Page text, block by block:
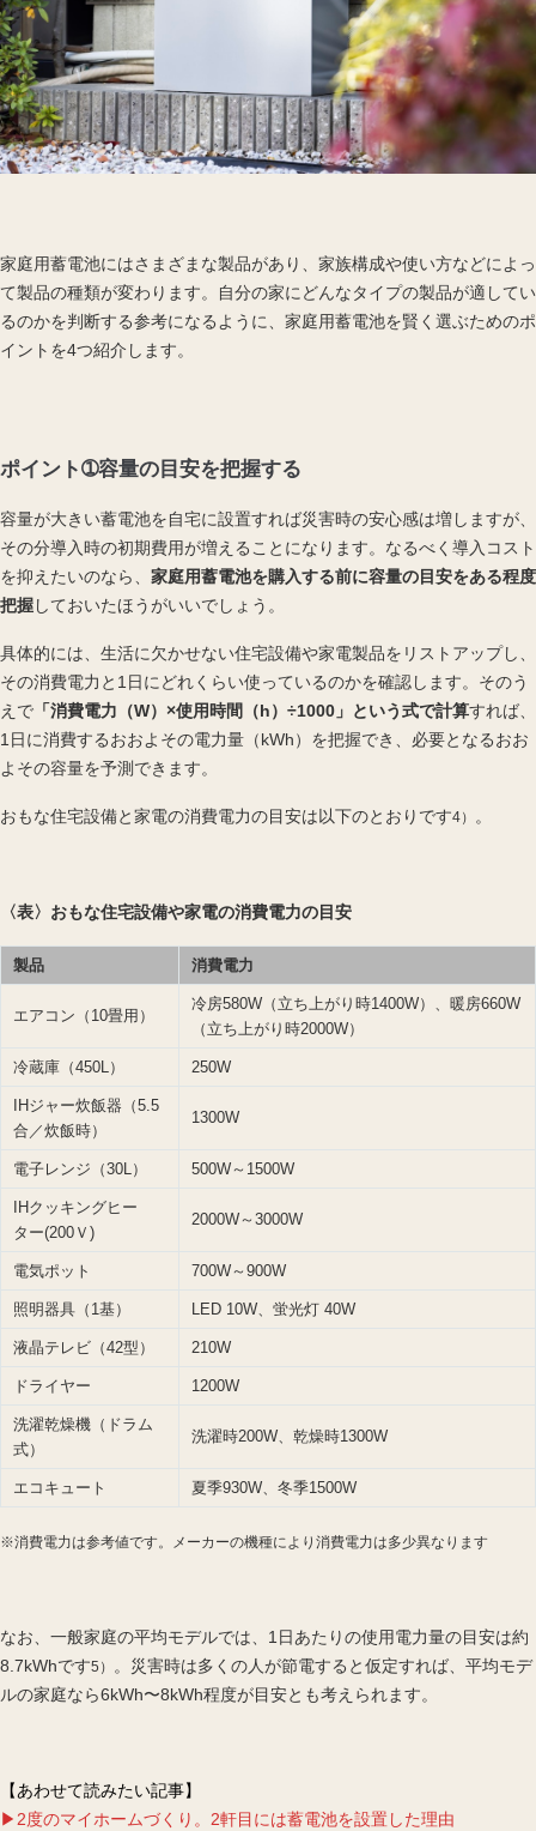
家庭用蓄電池にはさまざまな製品があり、家族構成や使い方などによっ
て製品の種類が変わります。自分の家にどんなタイプの製品が適してい
るのかを判断する参考になるように、家庭用蓄電池を賢く選ぶためのポ
イントを4つ紹介します。
ポイント➀容量の目安を把握する
容量が大きい蓄電池を自宅に設置すれば災害時の安心感は増しますが、
その分導入時の初期費用が増えることになります。なるべく導入コスト
を抑えたいのなら、 家庭用蓄電池を購入する前に容量の目安をある程度
把握しておいたほうがいいでしょう。
具体的には、生活に欠かせない住宅設備や家電製品をリストアップし、
その消費電力と1日にどれくらい使っているのかを確認します。そのう
えで 「消費電力（W）×使用時間（h）÷1000」という式で計算すれば、
1日に消費するおおよその電力量（kWh）を把握でき、必要となるおお
よその容量を予測できます。
おもな住宅設備と家電の消費電力の目安は以下のとおりです4） 。
〈表〉おもな住宅設備や家電の消費電力の目安
製品 消費電力
エアコン（10畳用）
冷房580W（立ち上がり時1400W）、暖房660W
（立ち上がり時2000W）
冷蔵庫（450L） 250W
IHジャー炊飯器（5.5
合／炊飯時）
1300W
電子レンジ（30L） 500W～1500W
IHクッキングヒー
ター(200Ｖ)
2000W～3000W
電気ポット 700W～900W
照明器具（1基） LED 10W、蛍光灯 40W
液晶テレビ（42型） 210W
ドライヤー 1200W
洗濯乾燥機（ドラム
式）
洗濯時200W、乾燥時1300W
エコキュート 夏季930W、冬季1500W
※消費電力は参考値です。メーカーの機種により消費電力は多少異なります
なお、一般家庭の平均モデルでは、1日あたりの使用電力量の目安は約
8.7kWhです5）
。災害時は多くの人が節電すると仮定すれば、平均モデ
ルの家庭なら6kWh〜8kWh程度が目安とも考えられます。
【あわせて読みたい記事】
▶2度のマイホームづくり。2軒目には蓄電池を設置した理由